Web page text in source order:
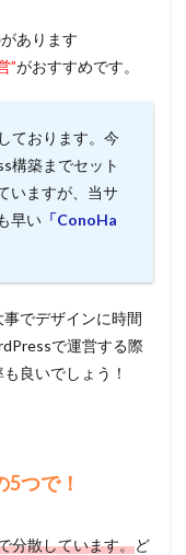
あります
”がおすすめです。
ております。今
構築までセット
いますが、当サ
早い 「ConoHa
でデザインに時間
で運営する際
良いでしょう！
つで！
分散しています。ど